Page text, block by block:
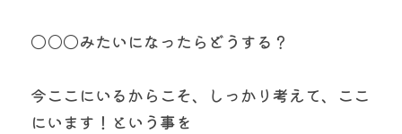
〇○〇みたいになったらどうする？
今ここにいるからこそ、しっかり考えて、ここ
にいます！という事を